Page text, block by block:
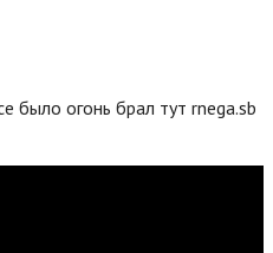
было огонь брал тут rnega.sb